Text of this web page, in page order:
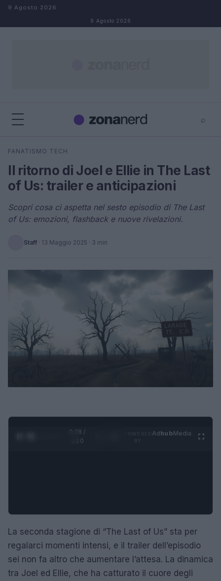
Salta al contenuto
9 Agosto 2026
9 Agosto 2026
⌕
Cerca
FANATISMO TECH
Il ritorno di Joel e Ellie in The Last
of Us: trailer e anticipazioni
Scopri cosa ci aspetta nel sesto episodio di The Last
of Us: emozioni, flashback e nuove rivelazioni.
Staff · 13 Maggio 2025 · 3 min
0:29 /
1:20
AdhubMedia
La seconda stagione di “The Last of Us” sta per
regalarci momenti intensi, e il trailer dell’episodio
sei non fa altro che aumentare l’attesa. La dinamica
tra Joel ed Ellie, che ha catturato il cuore degli